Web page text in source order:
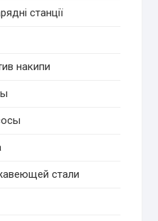
станції
накипи
стали